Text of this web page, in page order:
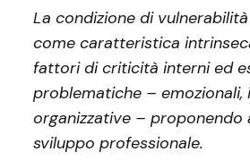
La condizione di
come caratteristica
fattori di criticità interni ed
problematiche –
organizzative –
sviluppo professionale.